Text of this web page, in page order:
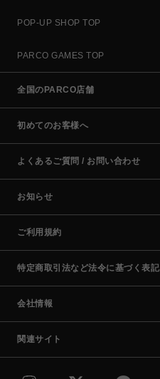
POP-UP SHOP TOP
PARCO GAMES TOP
全国のPARCO店舗
初めてのお客様へ
よくあるご質問 / お問い合わせ
お知らせ
ご利用規約
特定商取引法など法令に基づく表記
会社情報
関連サイト